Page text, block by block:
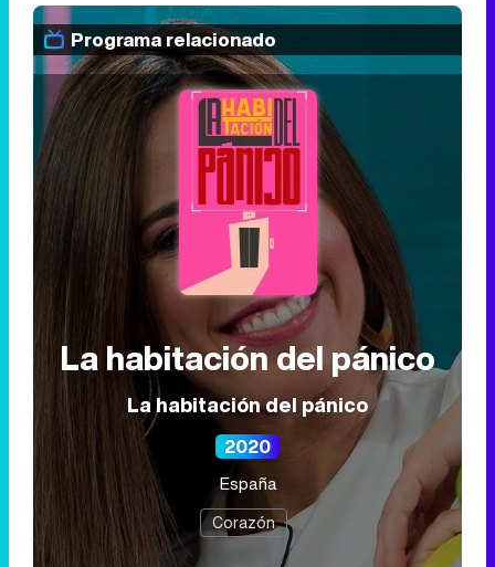
Programa relacionado
La habitación del pánico
La habitación del pánico
2020
España
Corazón